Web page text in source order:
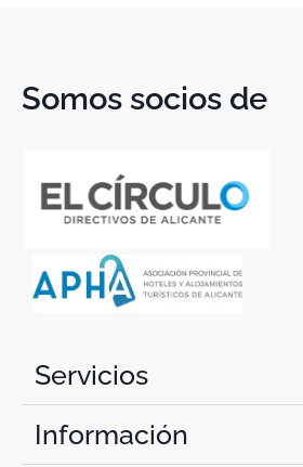
Somos socios de
Servicios
Información